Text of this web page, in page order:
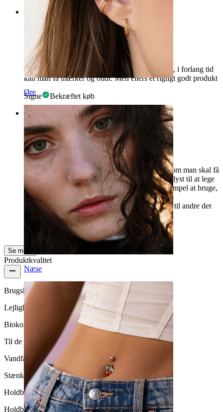
Øre
Næse
Rating
Godt produkt
Det er et godt produkt. Men hvis man har dem i, i forlang tid
kan man få mærker og ondt. Men ellers et rigtigt godt produkt
Signe
Bekræftet køb
Rating
Sjovt, nemt og billigt
Dette produkt er fænomenalt når man er i tvivl om man skal få
lavet en piecing eller ej, eller hvis man bare har lyst til at lege
lidt med den, mht. til udklædning osv. Den er simpel at bruge,
ligner en rigtig piercing også er den til en meget
overkommelig pris. Jeg kan varmt anbefale den til andre der
står og overvejer om de skal købe den.
Bekræftet køb
Se mere
Produktkvalitet
Brugshyppighed
Lejlighedsvis brug
Biokompatibilitet
Til de fleste hudtyper
Vandfasthed
Stænksikker
Holdbarhed
Holdbar